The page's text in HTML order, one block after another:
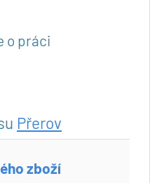
o práci
Přerov
zboží